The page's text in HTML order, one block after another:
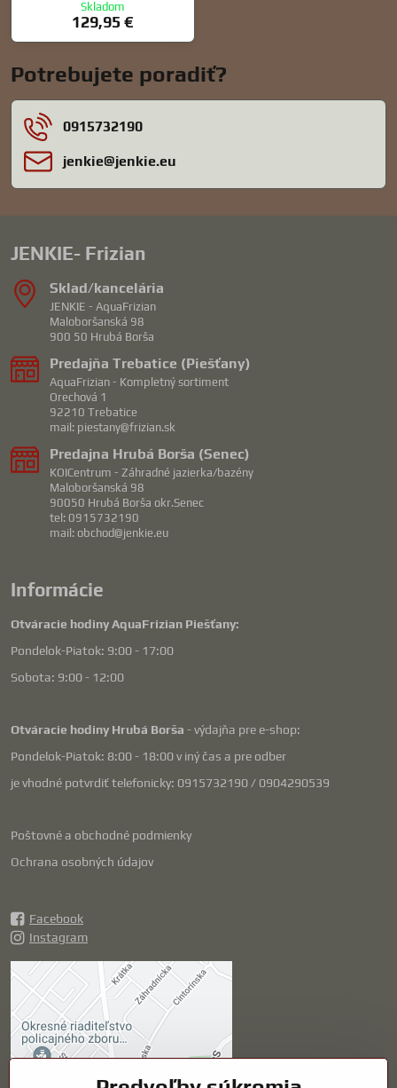
Skladom
129,95 €
Potrebujete poradiť?
0915732190
jenkie​@jenkie​.eu
JENKIE- Frizian
Sklad/kancelária
JENKIE - AquaFrizian
Maloboršanská 98
900 50 Hrubá Borša
Predajňa Trebatice (Piešťany)
AquaFrizian - Kompletný sortiment
Orechová 1
92210 Trebatice
mail: piestany@frizian.sk
Predajna Hrubá Borša (Senec)
KOICentrum - Záhradné jazierka/bazény
Maloboršanská 98
90050 Hrubá Borša okr.Senec
tel: 0915732190
mail: obchod@jenkie.eu
Informácie
Otváracie hodiny AquaFrizian Piešťany:
Pondelok-Piatok: 9:00 - 17:00
Sobota: 9:00 - 12:00
Otváracie hodiny Hrubá Borša - výdajňa pre e-shop:
Pondelok-Piatok: 8:00 - 18:00 v iný čas a pre odber
je vhodné potvrdiť telefonicky: 0915732190 / 0904290539
Poštovné a obchodné podmienky
Ochrana osobných údajov
Facebook
Instagram
Externý obsah je
blokovaný Voľbami
súkromia
Prajete si načítať externý obsah?